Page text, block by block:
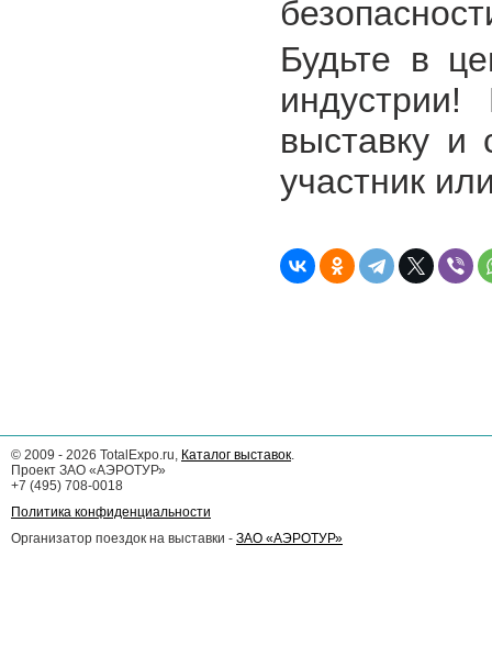
Будьте в
индустрии!
выставку и
участник
© 2009 - 2026 TotalExpo.ru, Каталог выставок.
Проект ЗАО «АЭРОТУР»
+7 (495) 708-0018
Политика конфиденциальности
Организатор поездок на выставки - ЗАО «АЭРОТУР»